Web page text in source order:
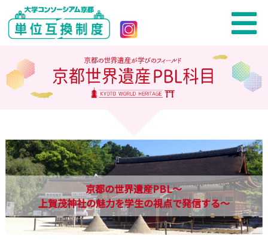
京都の世界遺産PBL～
上賀茂神社の魅力を学生の視点で発信する～